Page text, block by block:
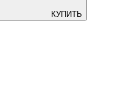
КУПИТЬ